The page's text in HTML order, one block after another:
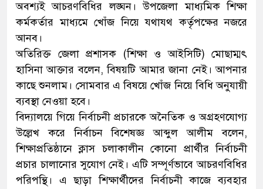
অবশ্যই আচরণবিধির লঙ্ঘন। উপজেলা মাধ্যমিক শিক্ষা
কর্মকর্তার মাধ্যমে খোঁজ নিয়ে যথাযথ কর্তৃপক্ষের নজরে
আনব।
অতিরিক্ত জেলা প্রশাসক (শিক্ষা ও আইসিটি) মোছাম্মৎ
হাসিনা আক্তার বলেন, বিষয়টি আমার জানা নেই। আপনার
কাছে শুনলাম। সোমবার এ বিষয়ে খোঁজ নিয়ে বিধি অনুযায়ী
ব্যবস্থা নেওয়া হবে।
বিদ্যালয়ে গিয়ে নির্বাচনী প্রচারকে অনৈতিক ও অগ্রহণযোগ্য
উল্লেখ করে নির্বাচন বিশেষজ্ঞ আব্দুল আলীম বলেন,
শিক্ষাপ্রতিষ্ঠানে ক্লাস চলাকালীন কোনো প্রার্থীর নির্বাচনী
প্রচার চালানোর সুযোগ নেই। এটি সম্পূর্ণভাবে আচরণবিধির
পরিপন্থি। এ ছাড়া শিক্ষার্থীদের নির্বাচনী কাজে ব্যবহার